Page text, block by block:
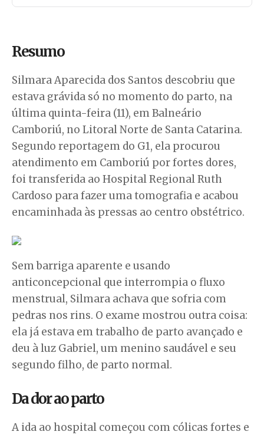
Resumo
Silmara Aparecida dos Santos descobriu que
estava grávida só no momento do parto, na
última quinta-feira (11), em Balneário
Camboriú, no Litoral Norte de Santa Catarina.
Segundo reportagem do G1, ela procurou
atendimento em Camboriú por fortes dores,
foi transferida ao Hospital Regional Ruth
Cardoso para fazer uma tomografia e acabou
encaminhada às pressas ao centro obstétrico.
Sem barriga aparente e usando
anticoncepcional que interrompia o fluxo
menstrual, Silmara achava que sofria com
pedras nos rins. O exame mostrou outra coisa:
ela já estava em trabalho de parto avançado e
deu à luz Gabriel, um menino saudável e seu
segundo filho, de parto normal.
Da dor ao parto
A ida ao hospital começou com cólicas fortes e